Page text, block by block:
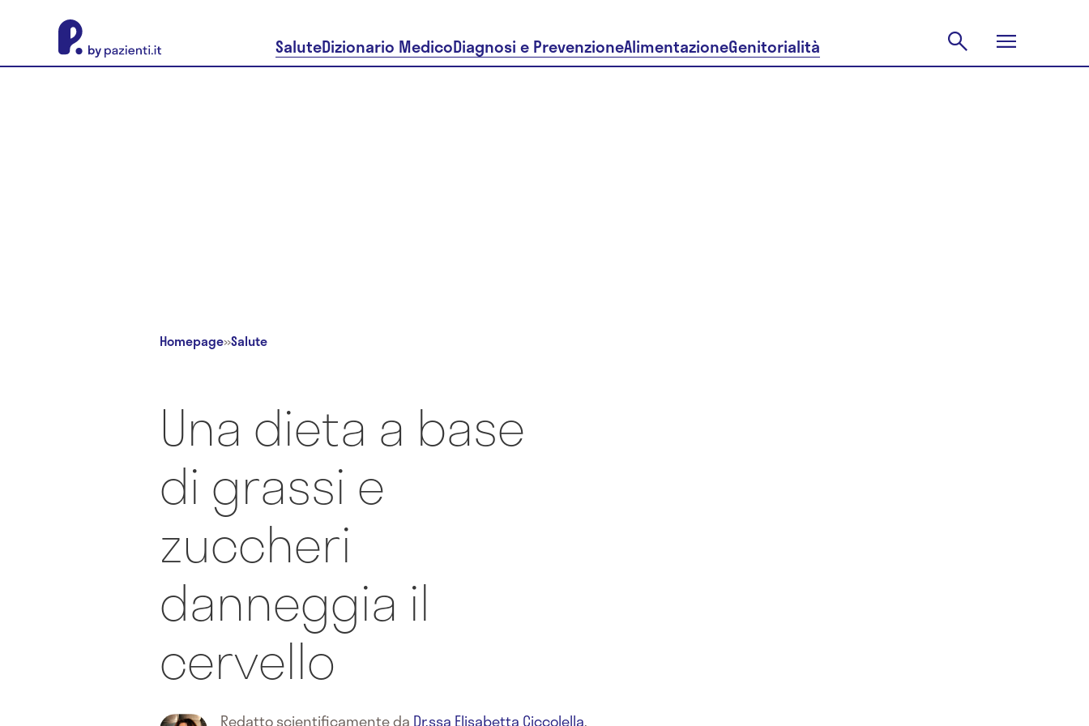
SaluteDizionario MedicoDiagnosi e PrevenzioneAlimentazioneGenitorialità
Homepage»Salute
Una dieta a base
di grassi e
zuccheri
danneggia il
cervello
Redatto scientificamente da Dr.ssa Elisabetta Ciccolella,